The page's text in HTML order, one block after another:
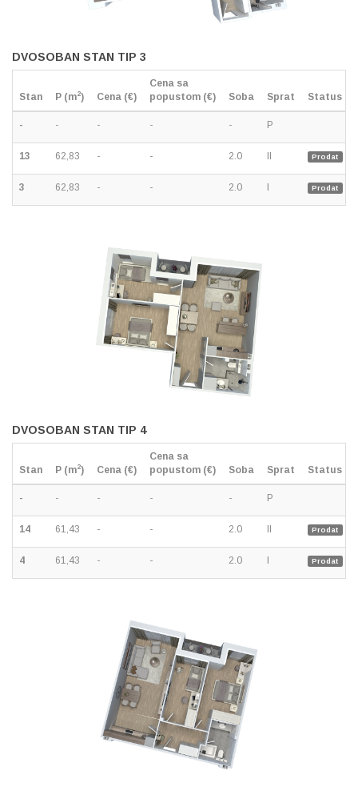
DVOSOBAN STAN TIP 3
Stan P (m2) Cena (€)
Cena sa
popustom (€)
Soba Sprat Status
- - - - - P
13 62,83 - - 2.0 II Prodat
3 62,83 - - 2.0 I Prodat
DVOSOBAN STAN TIP 4
Stan P (m2) Cena (€)
Cena sa
popustom (€)
Soba Sprat Status
- - - - - P
14 61,43 - - 2.0 II Prodat
4 61,43 - - 2.0 I Prodat